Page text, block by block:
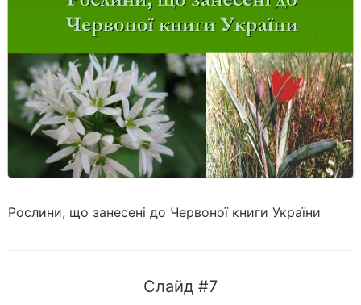
Рослини, що занесені до Червоної книги України
Слайд #7